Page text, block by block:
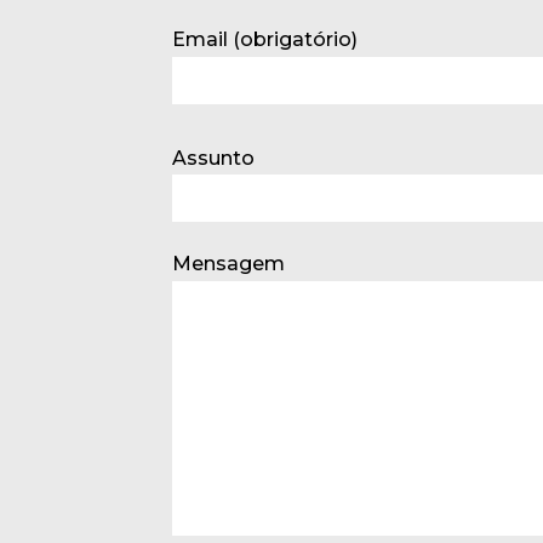
Email (obrigatório)
Assunto
Mensagem